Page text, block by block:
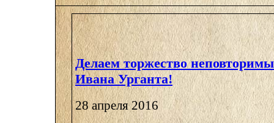
Делаем торжество
Ивана Урганта!
28 апреля 2016